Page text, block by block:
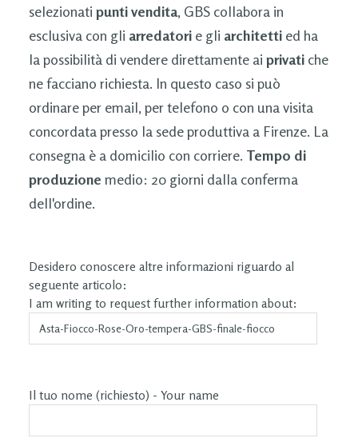
selezionati punti vendita, GBS collabora in
esclusiva con gli arredatorie gli architettied ha
la possibilità di vendere direttamente ai privatiche
ne facciano richiesta. In questo caso si può
ordinare per email, per telefono o con una visita
concordata presso la sede produttiva a Firenze. La
consegna è a domicilio con corriere. Tempo di
produzione medio: 20 giorni dalla conferma
dell'ordine.
Desidero conoscere altre informazioni riguardo al
seguente articolo:
I am writing to request further information about:
Il tuo nome (richiesto) - Your name